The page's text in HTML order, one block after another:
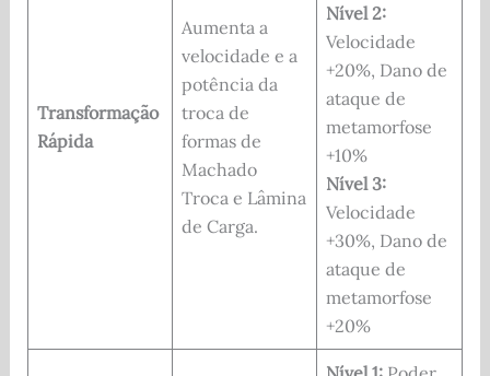
Transformação
Rápida
Aumenta a
velocidade e a
potência da
troca de
formas de
Machado
Troca e Lâmina
de Carga.
Nível 2:
Velocidade
+20%, Dano de
ataque de
metamorfose
+10%
Nível 3:
Velocidade
+30%, Dano de
ataque de
metamorfose
+20%